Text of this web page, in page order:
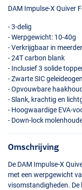
DAM Impulse-X Quiver
- 3-delig
- Werpgewicht: 10-40g
- Verkrijgbaar in
- 24T carbon blank
- Inclusief 3 solide
- ZwarteSICgeleideogen
- Opvouwbare
- Slank, krachtig en
- Hoogwaardige EVA-
- Down-lock
Omschrijving
De DAM Impulse-X
met een werpgewicht
visomstandigheden. De